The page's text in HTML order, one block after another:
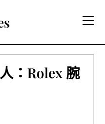
：Rolex 腕